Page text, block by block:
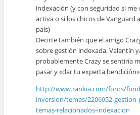
indexación (y con seguridad si me
activa o si los chicos de Vanguard
país)
Decirte también que el amigo
sobre gestión indexada. Valentín
probablemente Crazy se sentiría
pasar y «dar tu experta bendición»
http://www.rankia.com/foros/
inversion/temas/2206952-
temas-relacionados-indexacion